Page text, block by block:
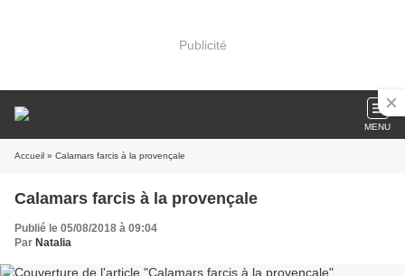
Publicité
MENU
Accueil » Calamars farcis à la provençale
Calamars farcis à la provençale
Publié le 05/08/2018 à 09:04
Par Natalia